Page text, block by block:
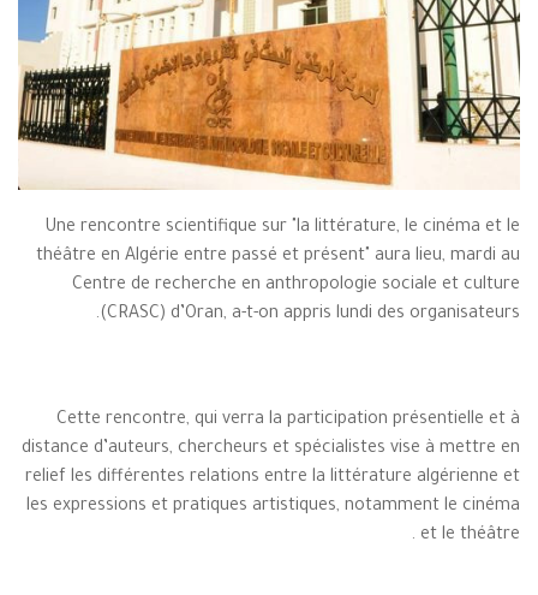
Une rencontre scientifique sur "la littérature, le cinéma et le
théâtre en Algérie entre passé et présent" aura lieu, mardi au
Centre de recherche en anthropologie sociale et culture
(CRASC) d’Oran, a-t-on appris lundi des organisateurs.
Cette rencontre, qui verra la participation présentielle et à
distance d’auteurs, chercheurs et spécialistes vise à mettre en
relief les différentes relations entre la littérature algérienne et
les expressions et pratiques artistiques, notamment le cinéma
et le théâtre .